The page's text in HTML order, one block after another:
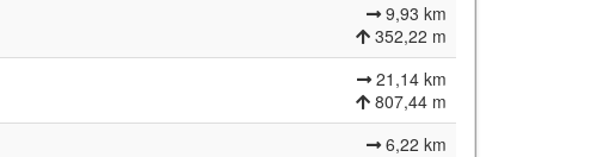
9,93 km
352,22 m
21,14 km
807,44 m
6,22 km